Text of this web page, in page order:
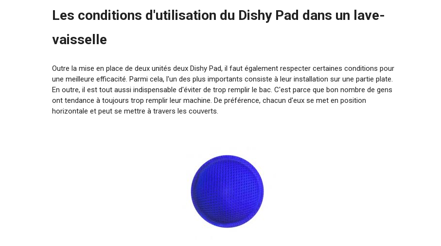
Les conditions d'utilisation du Dishy Pad dans un lave-
vaisselle
Outre la mise en place de deux unités deux Dishy Pad, il faut également respecter certaines conditions pour
une meilleure efficacité. Parmi cela, l'un des plus importants consiste à leur installation sur une partie plate.
En outre, il est tout aussi indispensable d'éviter de trop remplir le bac. C'est parce que bon nombre de gens
ont tendance à toujours trop remplir leur machine. De préférence, chacun d'eux se met en position
horizontale et peut se mettre à travers les couverts.